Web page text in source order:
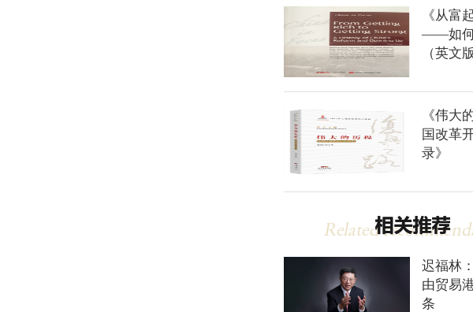
《从富
——如何
（英文
《伟
国改革
录》
迟福林
由贸易
条